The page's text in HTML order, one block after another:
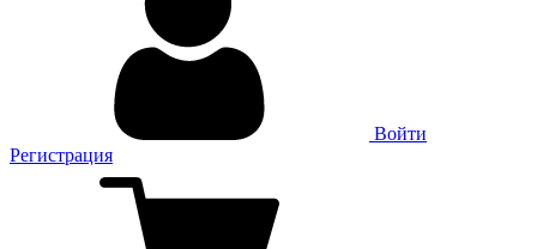
Войти
Регистрация